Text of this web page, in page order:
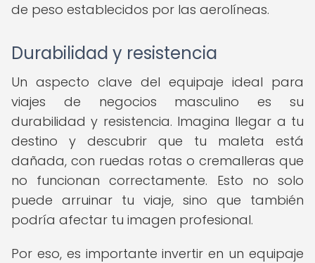
de peso establecidos por las aerolíneas.
Durabilidad y resistencia
Un aspecto clave del equipaje ideal para
viajes de negocios masculino es su
durabilidad y resistencia. Imagina llegar a tu
destino y descubrir que tu maleta está
dañada, con ruedas rotas o cremalleras que
no funcionan correctamente. Esto no solo
puede arruinar tu viaje, sino que también
podría afectar tu imagen profesional.
Por eso, es importante invertir en un equipaje